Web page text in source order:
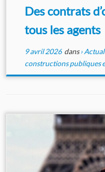
Des contrats
tous les agents
9 avril 2026dans›
constructions publiques